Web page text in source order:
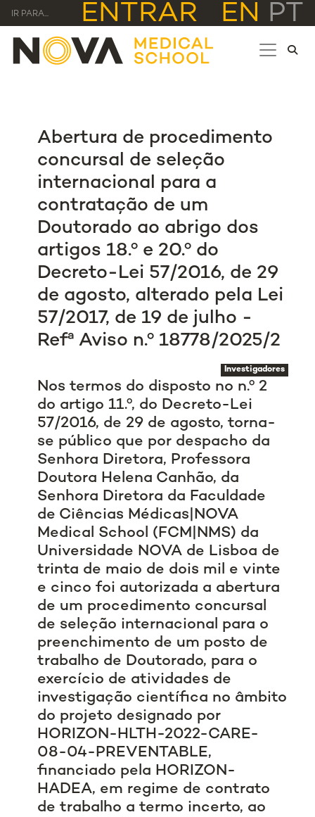
IR PARA... ENTRAR EN PT
Abertura de procedimento
concursal de seleção
internacional para a
contratação de um
Doutorado ao abrigo dos
artigos 18.º e 20.º do
Decreto-Lei 57/2016, de 29
de agosto, alterado pela Lei
57/2017, de 19 de julho -
Refª Aviso n.º 18778/2025/2
Investigadores
Nos termos do disposto no n.º 2
do artigo 11.º, do Decreto-Lei
57/2016, de 29 de agosto, torna-
se público que por despacho da
Senhora Diretora, Professora
Doutora Helena Canhão, da
Senhora Diretora da Faculdade
de Ciências Médicas|NOVA
Medical School (FCM|NMS) da
Universidade NOVA de Lisboa de
trinta de maio de dois mil e vinte
e cinco foi autorizada a abertura
de um procedimento concursal
de seleção internacional para o
preenchimento de um posto de
trabalho de Doutorado, para o
exercício de atividades de
investigação científica no âmbito
do projeto designado por
HORIZON-HLTH-2022-CARE-
08-04-PREVENTABLE,
financiado pela HORIZON-
HADEA, em regime de contrato
de trabalho a termo incerto, ao